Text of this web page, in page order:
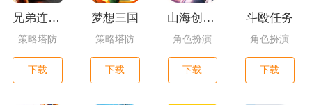
兄弟连3：战争之子
策略塔防
下载
梦想三国
策略塔防
下载
山海创世录一剑天逆
角色扮演
下载
斗殴任务
角色扮演
下载